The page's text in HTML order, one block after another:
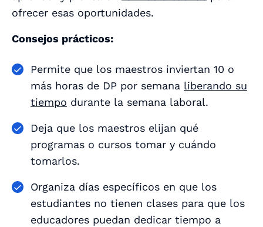
ofrecer esas oportunidades.
Consejos prácticos:
Permite que los maestros inviertan 10 o
más horas de DP por semana liberando su
tiempo durante la semana laboral.
Deja que los maestros elijan qué
programas o cursos tomar y cuándo
tomarlos.
Organiza días específicos en que los
estudiantes no tienen clases para que los
educadores puedan dedicar tiempo a